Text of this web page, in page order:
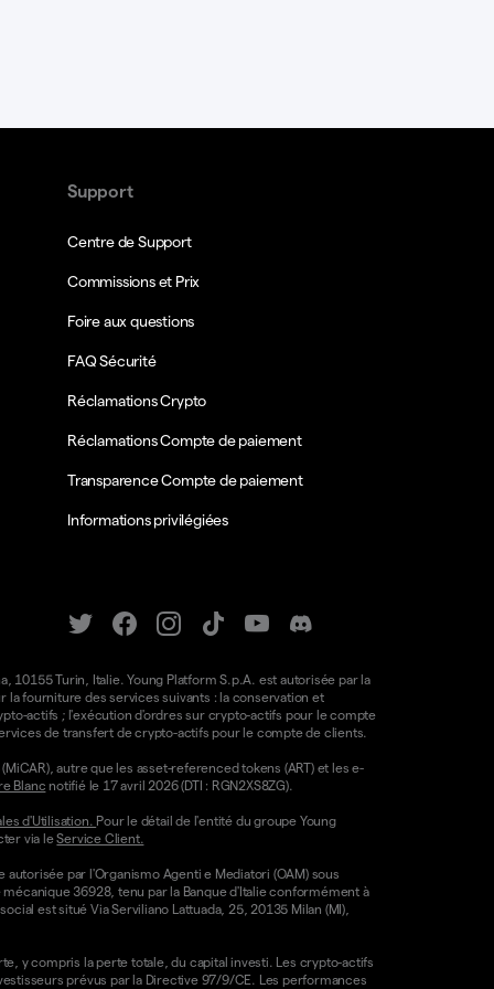
Support
Centre de Support
Commissions et Prix
Foire aux questions
FAQ Sécurité
Réclamations Crypto
Réclamations Compte de paiement
Transparence Compte de paiement
Informations privilégiées
10155 Turin, Italie. Young Platform S.p.A. est autorisée par la
la fourniture des services suivants : la conservation et
actifs ; l'exécution d'ordres sur crypto-actifs pour le compte
de transfert de crypto-actifs pour le compte de clients.
autre que les asset-referenced tokens (ART) et les e-
Blanc notifié le 17 avril 2026 (DTI : RGN2XS8ZG).
d'Utilisation. Pour le détail de l'entité du groupe Young
via leService Client.
par l'Organismo Agenti e Mediatori (OAM) sous
36928, tenu par la Banque d'Italie conformément à
est situé Via Serviliano Lattuada, 25, 20135 Milan (MI),
y compris la perte totale, du capital investi. Les crypto-actifs
prévus par la Directive 97/9/CE. Les performances